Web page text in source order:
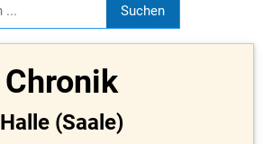
Chronik
Halle (Saale)